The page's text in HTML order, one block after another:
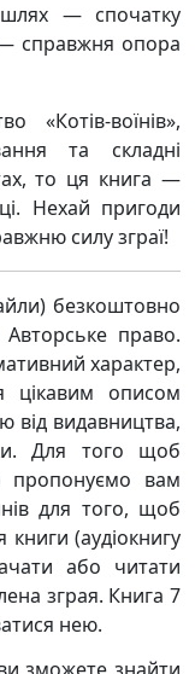
шлях — спочатку
справжня опора
«Котів-воїнів»,
та складні
то ця книга —
Нехай пригоди
силу зграї!
безкоштовно
право.
характер,
цікавим описом
від видавництва,
Для того щоб
пропонуємо вам
для того, щоб
(аудіокнигу
або читати
зграя. Книга 7
нею.